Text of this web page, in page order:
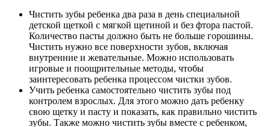
Чистить зубы ребенка два раза в день специальной
детской щеткой с мягкой щетиной и без фтора пастой.
Количество пасты должно быть не больше горошины.
Чистить нужно все поверхности зубов, включая
внутренние и жевательные. Можно использовать
игровые и поощрительные методы, чтобы
заинтересовать ребенка процессом чистки зубов.
Учить ребенка самостоятельно чистить зубы под
контролем взрослых. Для этого можно дать ребенку
свою щетку и пасту и показать, как правильно чистить
зубы. Также можно чистить зубы вместе с ребенком,